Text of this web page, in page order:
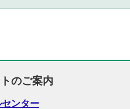
のご案内
ンター